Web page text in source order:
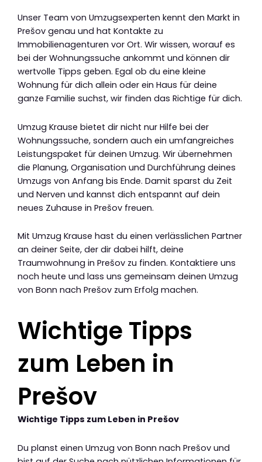
Unser Team von Umzugsexperten kennt den Markt in
Prešov genau und hat Kontakte zu
Immobilienagenturen vor Ort. Wir wissen, worauf es
bei der Wohnungssuche ankommt und können dir
wertvolle Tipps geben. Egal ob du eine kleine
Wohnung für dich allein oder ein Haus für deine
ganze Familie suchst, wir finden das Richtige für dich.
Umzug Krause bietet dir nicht nur Hilfe bei der
Wohnungssuche, sondern auch ein umfangreiches
Leistungspaket für deinen Umzug. Wir übernehmen
die Planung, Organisation und Durchführung deines
Umzugs von Anfang bis Ende. Damit sparst du Zeit
und Nerven und kannst dich entspannt auf dein
neues Zuhause in Prešov freuen.
Mit Umzug Krause hast du einen verlässlichen Partner
an deiner Seite, der dir dabei hilft, deine
Traumwohnung in Prešov zu finden. Kontaktiere uns
noch heute und lass uns gemeinsam deinen Umzug
von Bonn nach Prešov zum Erfolg machen.
Wichtige Tipps
zum Leben in
Prešov
Wichtige Tipps zum Leben in Prešov
Du planst einen Umzug von Bonn nach Prešov und